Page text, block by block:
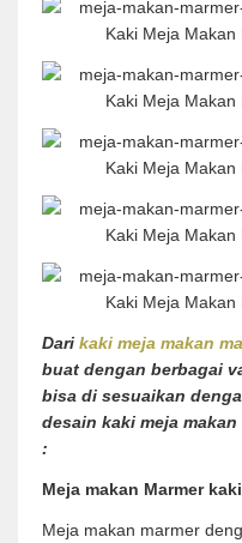
Dari kaki meja makan
buat dengan berbagai
bisa di sesuaikan
desain kaki meja
:
Meja makan Marmer
Meja makan marmer